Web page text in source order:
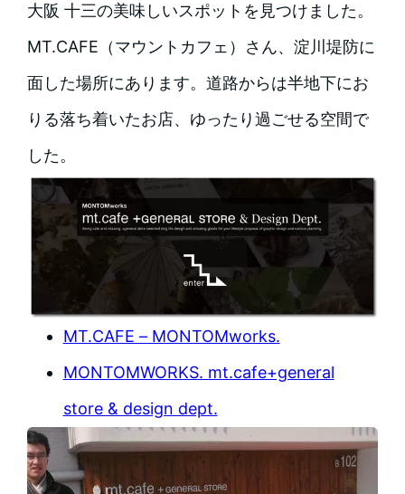
大阪 十三の美味しいスポットを見つけました。
MT.CAFE（マウントカフェ）さん、淀川堤防に
面した場所にあります。道路からは半地下にお
りる落ち着いたお店、ゆったり過ごせる空間で
した。
MT.CAFE – MONTOMworks.
MONTOMWORKS. mt.cafe+general
store & design dept.